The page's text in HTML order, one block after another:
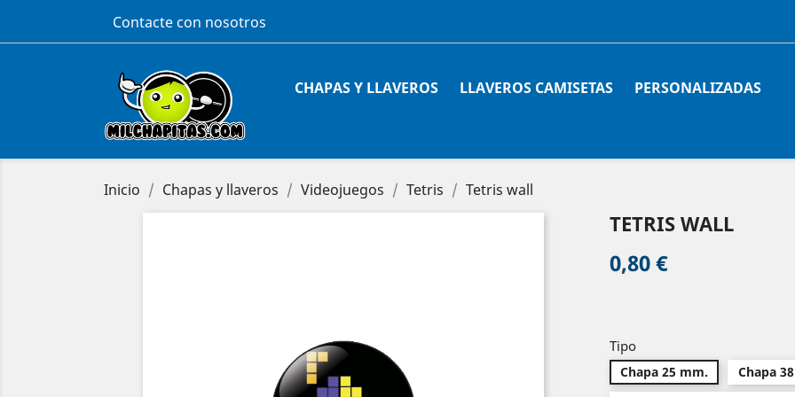
Contacte con nosotros
CHAPAS Y LLAVEROS LLAVEROS CAMISETAS PERSONALIZADAS
Inicio Chapas y llaveros Videojuegos Tetris Tetris wall
TETRIS WALL
0,80 €
Tipo
Chapa 25 mm. Chapa